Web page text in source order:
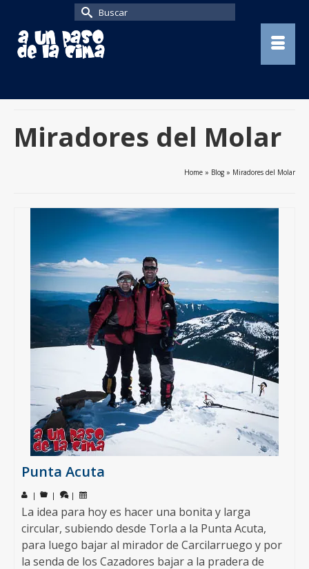
Buscar
por:
Miradores del Molar
Home » Blog » Miradores del Molar
Punta Acuta
| | |
La idea para hoy es hacer una bonita y larga
circular, subiendo desde Torla a la Punta Acuta,
para luego bajar al mirador de Carcilarruego y por
la senda de los Cazadores bajar a la pradera de